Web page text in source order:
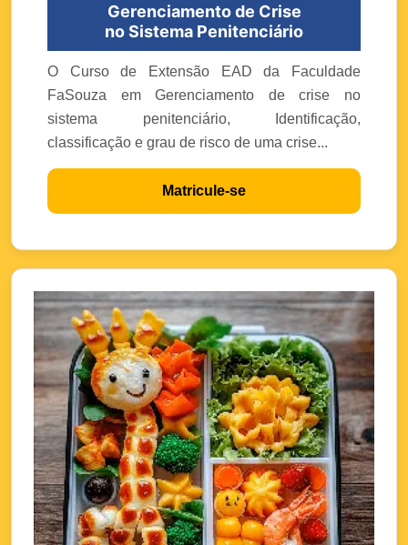
Gerenciamento de Crise
no Sistema Penitenciário
O Curso de Extensão EAD da Faculdade
FaSouza em Gerenciamento de crise no
sistema penitenciário, Identificação,
classificação e grau de risco de uma crise...
Matricule-se